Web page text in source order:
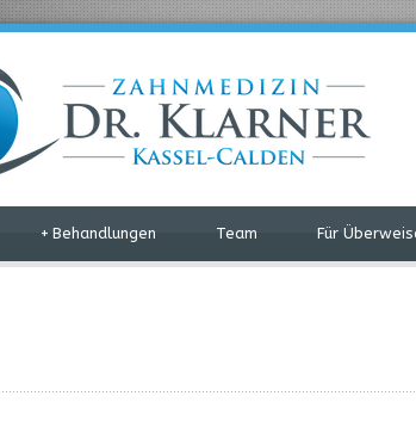
Behandlungen
+ Team Für